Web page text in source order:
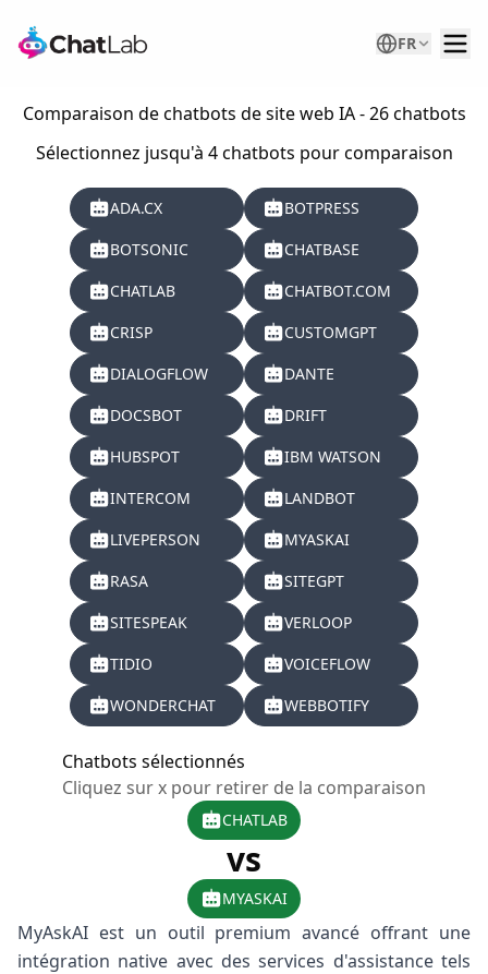
FR
Comparaison de chatbots de site web IA - 26 chatbots
Sélectionnez jusqu'à 4 chatbots pour comparaison
ADA.CX
BOTPRESS
BOTSONIC
CHATBASE
CHATLAB
CHATBOT.COM
CRISP
CUSTOMGPT
DIALOGFLOW
DANTE
DOCSBOT
DRIFT
HUBSPOT
IBM WATSON
INTERCOM
LANDBOT
LIVEPERSON
MYASKAI
RASA
SITEGPT
SITESPEAK
VERLOOP
TIDIO
VOICEFLOW
WONDERCHAT
WEBBOTIFY
Chatbots sélectionnés
Cliquez sur x pour retirer de la comparaison
CHATLAB
vs
MYASKAI
MyAskAI est un outil premium avancé offrant une
intégration native avec des services d'assistance tels